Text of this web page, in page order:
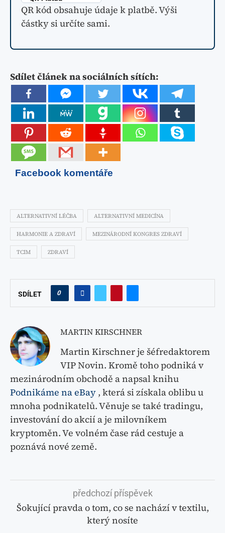
QR kód obsahuje údaje k platbě. Výši
částky si určíte sami.
Sdílet článek na sociálních sítích:
Facebook komentáře
ALTERNATIVNÍ LÉČBA ALTERNATIVNÍ MEDICÍNA
HARMONIE A ZDRAVÍ MEZINÁRODNÍ KONGRES ZDRAVÍ
TCIM ZDRAVÍ
SDÍLET 0
MARTIN KIRSCHNER
Martin Kirschner je šéfredaktorem
VIP Novin. Kromě toho podniká v
mezinárodním obchodě a napsal knihu
Podnikáme na eBay , která si získala oblibu u
mnoha podnikatelů. Věnuje se také tradingu,
investování do akcií a je milovníkem
kryptoměn. Ve volném čase rád cestuje a
poznává nové země.
předchozí příspěvek
Šokující pravda o tom, co se nachází v textilu,
který nosíte